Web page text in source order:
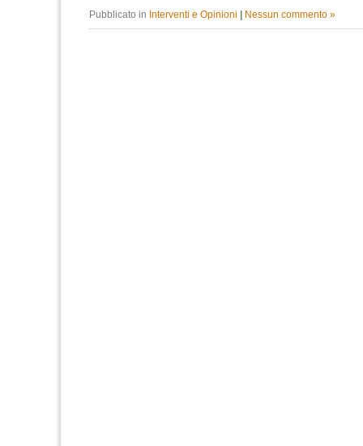
Pubblicato in Interventi e Opinioni Nessun commento »